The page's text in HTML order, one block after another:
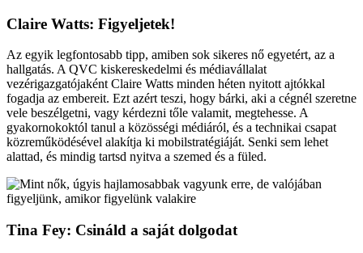
Claire Watts: Figyeljetek!
Az egyik legfontosabb tipp, amiben sok sikeres nő egyetért, az a
hallgatás. A QVC kiskereskedelmi és médiavállalat
vezérigazgatójaként Claire Watts minden héten nyitott ajtókkal
fogadja az embereit. Ezt azért teszi, hogy bárki, aki a cégnél szeretne
vele beszélgetni, vagy kérdezni tőle valamit, megtehesse. A
gyakornokoktól tanul a közösségi médiáról, és a technikai csapat
közreműködésével alakítja ki mobilstratégiáját. Senki sem lehet
alattad, és mindig tartsd nyitva a szemed és a füled.
Tina Fey: Csináld a saját dolgodat